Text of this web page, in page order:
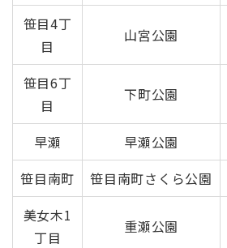
笹目4丁
目
山宮公園
笹目6丁
目
下町公園
早瀬 早瀬公園
笹目南町
笹目南町さくら公園
美女木1
丁目
重瀬公園